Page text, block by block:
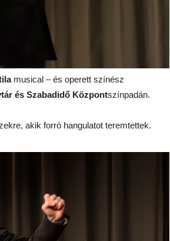
musical – és operett színész
és Szabadidő Központszínpadán.
akik forró hangulatot teremtettek.